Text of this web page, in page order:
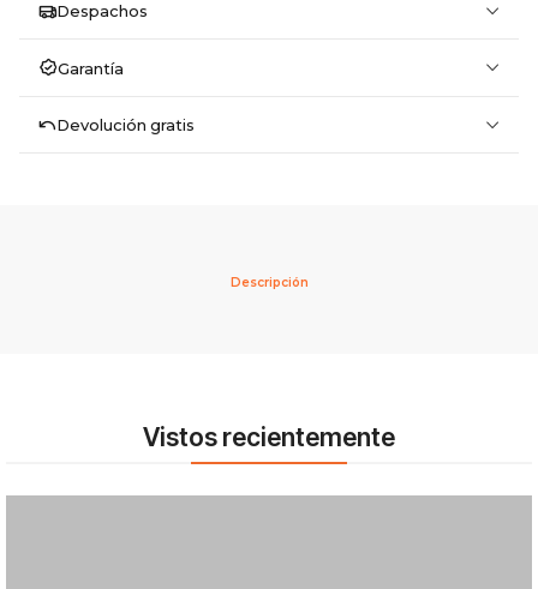
Despachos
Garantía
Devolución gratis
Descripción
Vistos recientemente